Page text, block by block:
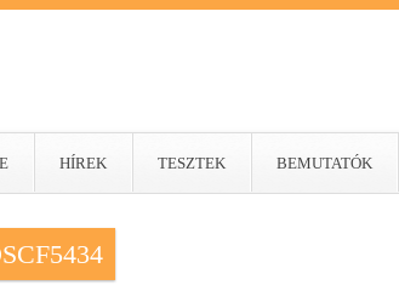
HÍREK TESZTEK BEMUTATÓK